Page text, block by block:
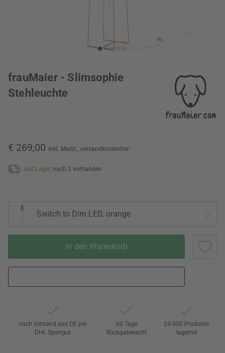
frauMaier - Slimsophie
Stehleuchte
€ 269,00 inkl. MwSt., versandkostenfrei*
Auf Lager, noch 2 vorhanden
Switch to Dim LED, orange
In den Warenkorb
nach Versand aus DE per
DHL Sperrgut
60 Tage
Rückgaberecht
24.000 Produkte
lagernd